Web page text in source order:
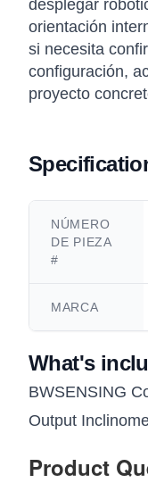
desplegar
orientación
si necesita
configuración,
proyecto
NÚMERO
DE PIEZA
#
MARCA
What's
BWSENSING
Output
Product